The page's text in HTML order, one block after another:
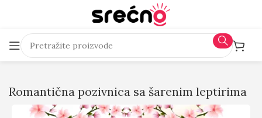
Romantična pozivnica sa šarenim leptirima